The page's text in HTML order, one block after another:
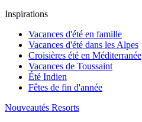
Inspirations
Vacances d'été en famille
Vacances d'été dans les Alpes
Croisières été en Méditerranée
Vacances de Toussaint
Été Indien
Fêtes de fin d'année
Nouveautés Resorts